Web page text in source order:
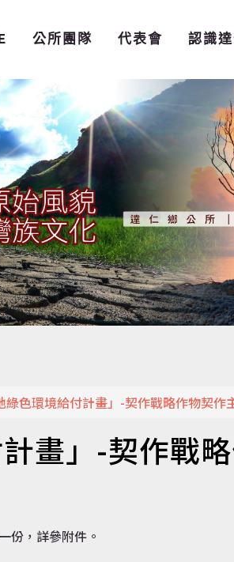
公所團隊 代表會 認識
綠色環境給付計畫」-契作戰略作物契作
畫」-契作戰
份，詳參附件。